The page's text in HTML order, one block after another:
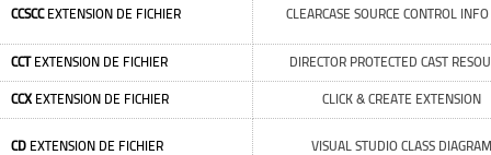
CCSCCEXTENSION DE FICHIER CLEARCASE SOURCE CONTROL
CCTEXTENSION DE FICHIER DIRECTOR PROTECTED CAST
CCXEXTENSION DE FICHIER CLICK & CREATE EXTENSION
CD EXTENSION DE FICHIER VISUAL STUDIO CLASS DIAGRAM